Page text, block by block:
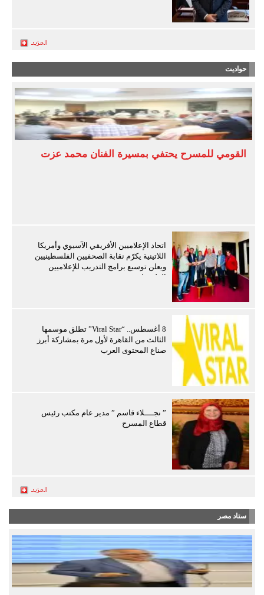
حواديت
القومي للمسرح يحتفي بمسيرة الفنان محمد عزت
اتحاد الإعلاميين الأفريقي الآسيوي وأمريكا
اللاتينية يكرّم نقابة الصحفيين الفلسطينيين
ويعلن توسيع برامج التدريب للإعلاميين
الفلسطينيين
8 أغسطس.. “Viral Star” تطلق موسمها
الثالث من القاهرة لأول مرة بمشاركة أبرز
صناع المحتوى العرب
” نجــــلاء قاسم ” مدير عام مكتب رئيس
قطاع المسرح
ستاد مصر